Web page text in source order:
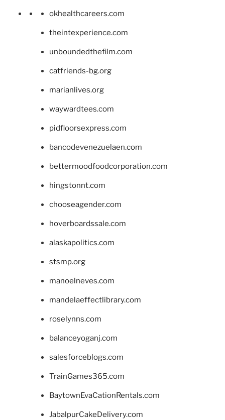
okhealthcareers.com
theintexperience.com
unboundedthefilm.com
catfriends-bg.org
marianlives.org
waywardtees.com
pidfloorsexpress.com
bancodevenezuelaen.com
bettermoodfoodcorporation.com
hingstonnt.com
chooseagender.com
hoverboardssale.com
alaskapolitics.com
stsmp.org
manoelneves.com
mandelaeffectlibrary.com
roselynns.com
balanceyoganj.com
salesforceblogs.com
TrainGames365.com
BaytownEvaCationRentals.com
JabalpurCakeDelivery.com